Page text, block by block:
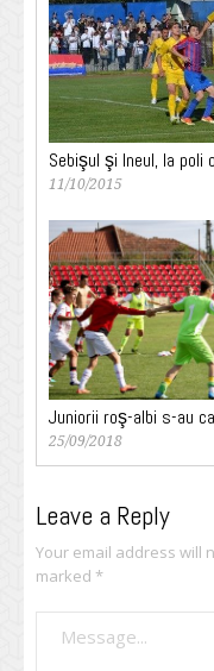
Sebişul şi Ineul, la
11/10/2015
Juniorii roş-albi s-au
25/09/2018
Leave a Reply
Your email address will
marked *